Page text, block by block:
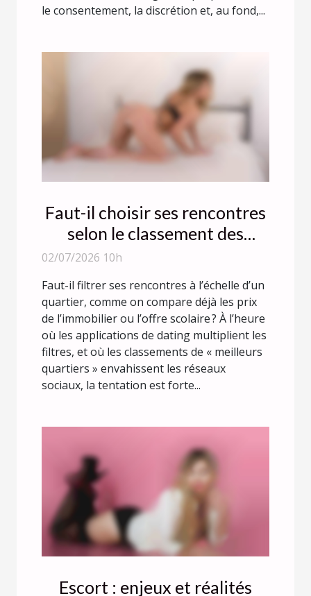
le consentement, la discrétion et, au fond,...
Faut-il choisir ses rencontres
selon le classement des
quartiers ?
02/07/2026 10h
Faut-il filtrer ses rencontres à l’échelle d’un
quartier, comme on compare déjà les prix
de l’immobilier ou l’offre scolaire ? À l’heure
où les applications de dating multiplient les
filtres, et où les classements de « meilleurs
quartiers » envahissent les réseaux
sociaux, la tentation est forte...
Escort : enjeux et réalités